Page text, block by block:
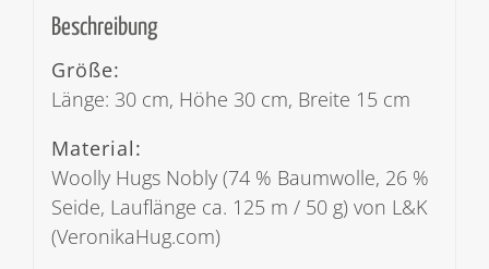
Beschreibung
Größe:
Länge: 30 cm, Höhe 30 cm, Breite 15 cm
Material:
Woolly Hugs Nobly (74 % Baumwolle, 26 %
Seide, Lauflänge ca. 125 m / 50 g) von L&K
(VeronikaHug.com)